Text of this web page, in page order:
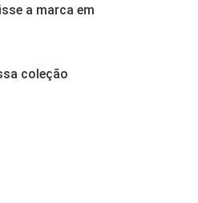
a marca em
coleção